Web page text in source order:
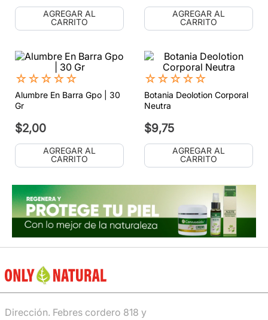
AGREGAR AL
CARRITO
AGREGAR AL
CARRITO
☆☆☆☆☆
Alumbre En Barra Gpo | 30
Gr
$2,00
AGREGAR AL
CARRITO
☆☆☆☆☆
Botania Deolotion Corporal
Neutra
$9,75
AGREGAR AL
CARRITO
Dirección. Febres cordero 818 y